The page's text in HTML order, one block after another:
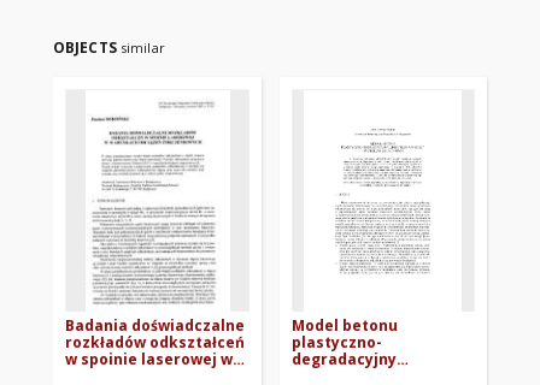
OBJECTS similar
Badania doświadczalne
rozkładów odkształceń
w spoinie laserowej w
Model betonu
plastyczno-
degradacyjny